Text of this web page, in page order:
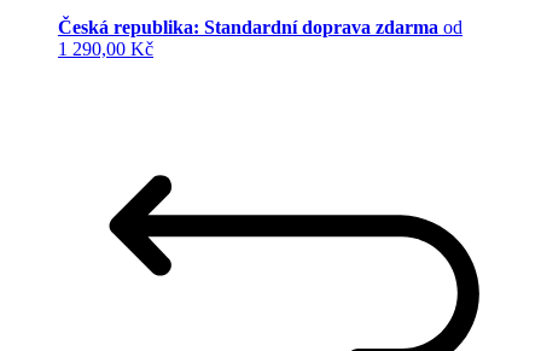
Česká republika: Standardní doprava zdarma od
1 290,00 Kč